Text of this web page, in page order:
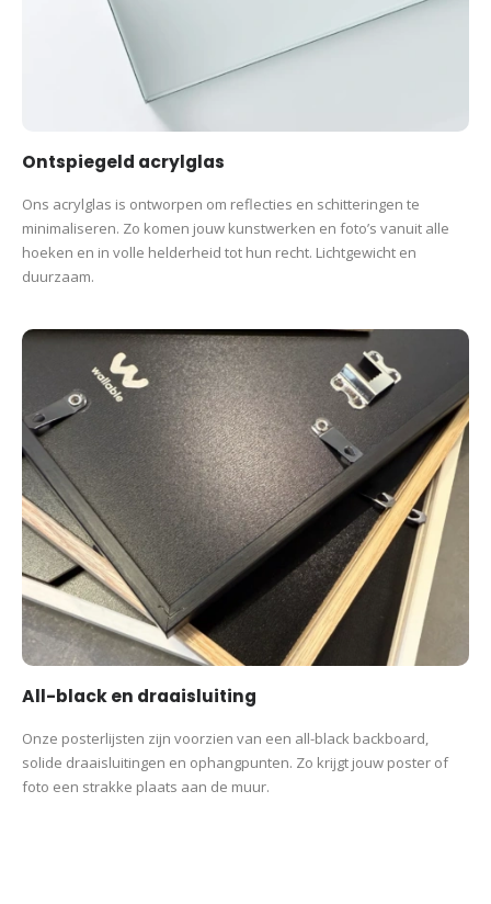
minimaliseren. Zo komen jouw kunstwerken en foto’s vanuit alle
hoeken en in volle helderheid tot hun recht. Lichtgewicht en
All-black en draaisluiting
Onze posterlijsten zijn voorzien van een all-black backboard,
solide draaisluitingen en ophangpunten. Zo krijgt jouw poster of
foto een strakke plaats aan de muur.
Productcategorieën:
Fietsen Fiets route posters
Wieler event posters
Ontspiegeld acrylglas
Ons acrylglas is ontworpen om reflecties en schitteringen te
minimaliseren. Zo komen jouw kunstwerken en foto’s vanuit alle
hoeken en in volle helderheid tot hun recht. Lichtgewicht en
duurzaam.
All-black en draaisluiting
Onze posterlijsten zijn voorzien van een all-black backboard,
solide draaisluitingen en ophangpunten. Zo krijgt jouw poster of
foto een strakke plaats aan de muur.